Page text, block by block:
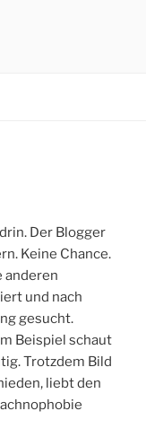
Der Blogger
Keine Chance.
anderen
und nach
gesucht.
Beispiel schaut
Trotzdem Bild
liebt den